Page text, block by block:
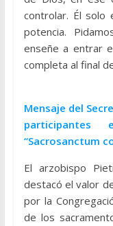
controlar. Él solo
potencia.
enseñe a entrar
completa al final
Mensaje del
“Sacrosanctum
El arzobispo
destacó el valor
por la
de los